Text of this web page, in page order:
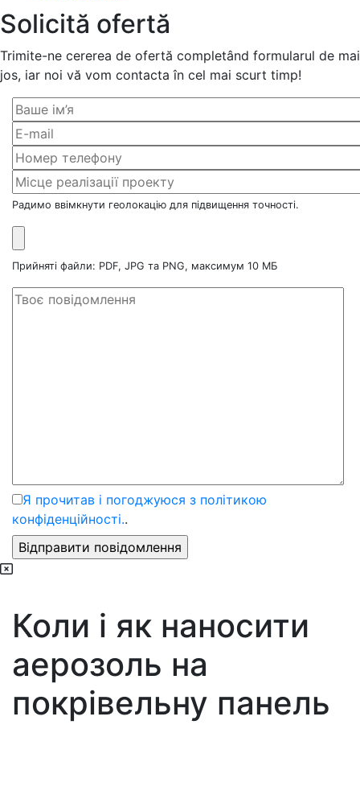
Solicită ofertă
Trimite-ne cererea de ofertă completând formularul de mai
jos, iar noi vă vom contacta în cel mai scurt timp!
Радимо ввімкнути геолокацію для підвищення точності.
Прийняті файли: PDF, JPG та PNG, максимум 10 МБ
Я прочитав і погоджуюся з політикою
конфіденційності..
Коли і як наносити
аерозоль на
покрівельну панель